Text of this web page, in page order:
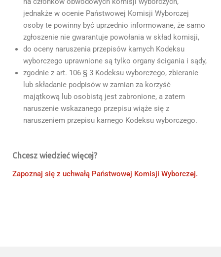
jednakże w ocenie Państwowej Komisji Wyborczej
osoby te powinny być uprzednio informowane, że samo
zgłoszenie nie gwarantuje powołania w skład komisji,
do oceny naruszenia przepisów karnych Kodeksu
wyborczego uprawnione są tylko organy ścigania i sądy,
zgodnie z art. 106 § 3 Kodeksu wyborczego, zbieranie
lub składanie podpisów w zamian za korzyść
majątkową lub osobistą jest zabronione, a zatem
naruszenie wskazanego przepisu wiąże się z
naruszeniem przepisu karnego Kodeksu wyborczego.
Chcesz wiedzieć więcej?
Zapoznaj się z uchwałą Państwowej Komisji Wyborczej.